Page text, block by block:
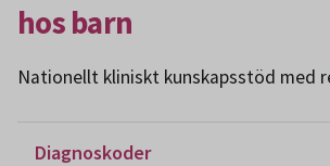
hos barn
Nationellt kliniskt kunskapsstöd med
Diagnoskoder